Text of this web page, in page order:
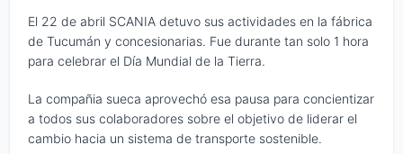
El 22 de abril SCANIA detuvo sus actividades en la fábrica
de Tucumán y concesionarias. Fue durante tan solo 1 hora
para celebrar el Día Mundial de la Tierra.
La compañia sueca aprovechó esa pausa para concientizar
a todos sus colaboradores sobre el objetivo de liderar el
cambio hacia un sistema de transporte sostenible.